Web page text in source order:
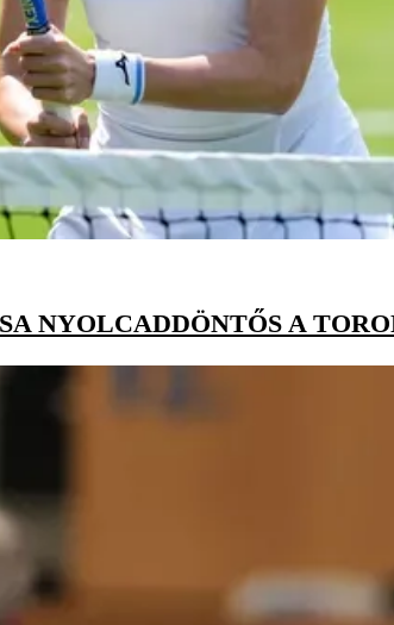
NYOLCADDÖNTŐS A